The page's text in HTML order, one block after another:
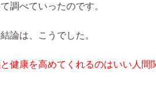
調べていったのです。
論は、こうでした。
と健康を高めてくれるのはいい人間